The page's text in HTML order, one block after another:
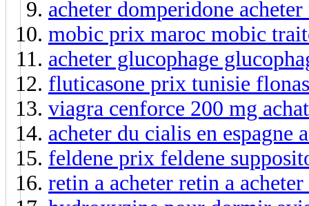
acheter domperidone
mobic prix maroc mobic
acheter glucophage
fluticasone prix tunisie
viagra cenforce 200 mg
acheter du cialis en espagne
feldene prix feldene
retin a acheter retin a